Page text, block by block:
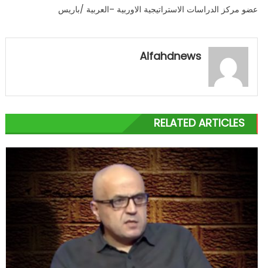
عضو مركز الدراسات الاستراتيجية الاوربية –العربية /باريس
Alfahdnews
RELATED ARTICLES